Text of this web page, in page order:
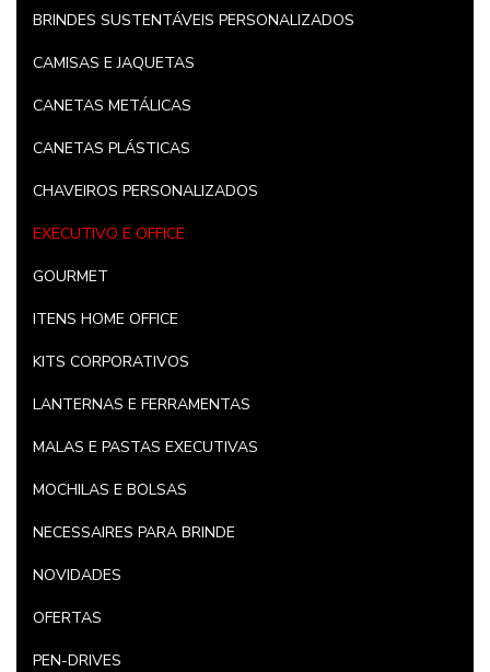
BRINDES SUSTENTÁVEIS PERSONALIZADOS
CAMISAS E JAQUETAS
CANETAS METÁLICAS
CANETAS PLÁSTICAS
CHAVEIROS PERSONALIZADOS
EXECUTIVO E OFFICE
GOURMET
ITENS HOME OFFICE
KITS CORPORATIVOS
LANTERNAS E FERRAMENTAS
MALAS E PASTAS EXECUTIVAS
MOCHILAS E BOLSAS
NECESSAIRES PARA BRINDE
NOVIDADES
OFERTAS
PEN-DRIVES